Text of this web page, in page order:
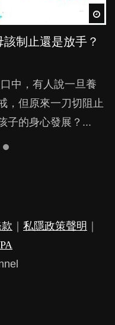
制止還是放手？
中，有人說一旦養
，但原來一刀切阻止
子的身心發展？...
能更期望孩子做一個
怎樣教育小朋友才有
做義工幫助別人，
out又得唔得？
離法」，讓孩子跟
思的空間。不過這方
蒙受精神傷害？...
？
BB聊天講故事，想
為照顧BB，放個人
情感的教養方式會
哪種父母！？
，很難拿捏。一方面
「唔管唔教」又怕變
會覺得，教養就只
私隱政策聲明